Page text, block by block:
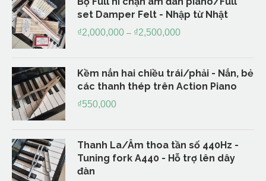
set Damper Felt - Nhập từ Nhật
₫2,000,000 – ₫2,500,000
Kềm nắn hai chiều trái/phải - Nắn, bẻ
các thanh thép trên Action Piano
₫550,000
Thanh La/Âm thoa tần số 440Hz -
Tuning fork A440 - Hỗ trợ lên dây
đàn